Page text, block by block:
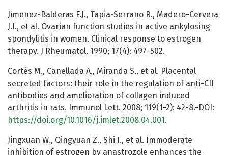
Jimenez-Balderas F.J., Tapia-Serrano R., Madero-Cervera
J.I., et al. Ovarian function studies in active ankylosing
spondylitis in women. Clinical response to estrogen
therapy. J Rheumatol. 1990; 17(4): 497-502.
Cortés M., Canellada A., Miranda S., et al. Placental
secreted factors: their role in the regulation of anti-CII
antibodies and amelioration of collagen induced
arthritis in rats. Immunol Lett. 2008; 119(1-2): 42-8.-DOI:
https://doi.org/10.1016/j.imlet.2008.04.001 .
Jingxuan W., Qingyuan Z., Shi J., et al. Immoderate
inhibition of estrogen by anastrozole enhances the